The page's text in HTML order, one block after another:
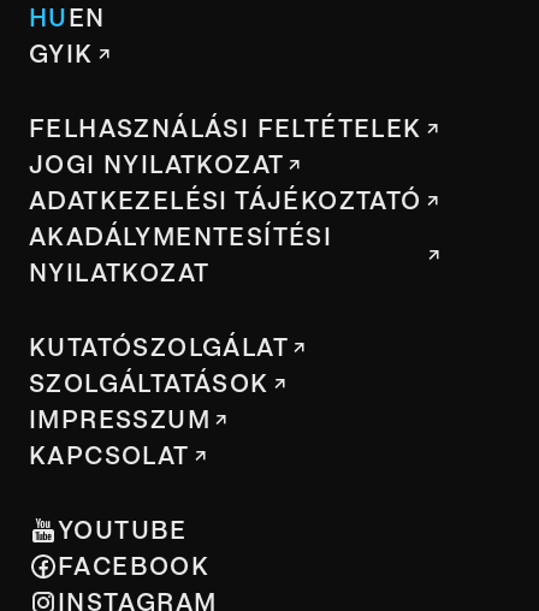
HUEN
GYIK
FELHASZNÁLÁSI FELTÉTELEK
JOGI NYILATKOZAT
ADATKEZELÉSI TÁJÉKOZTATÓ
AKADÁLYMENTESÍTÉSI
NYILATKOZAT
KUTATÓSZOLGÁLAT
SZOLGÁLTATÁSOK
IMPRESSZUM
KAPCSOLAT
YOUTUBE
FACEBOOK
INSTAGRAM